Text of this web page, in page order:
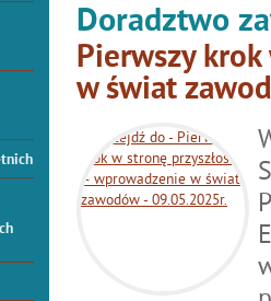
Doradztwo
Pierwszy
w świat